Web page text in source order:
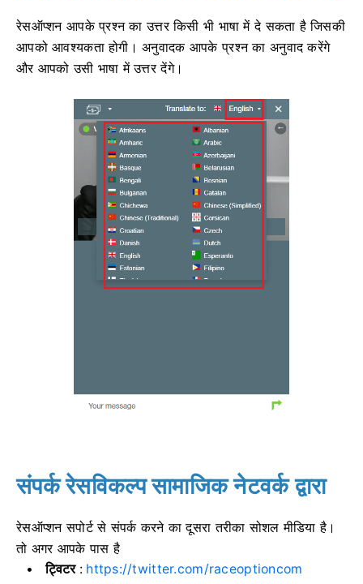
रेसऑप्शन आपके प्रश्न का उत्तर किसी भी भाषा में दे सकता है जिसकी
आपको आवश्यकता होगी।अनुवादक आपके प्रश्न का अनुवाद करेंगे
और आपको उसी भाषा में उत्तर देंगे।
संपर्क रेसविकल्प सामाजिक नेटवर्क द्वारा
रेसऑप्शन सपोर्ट से संपर्क करने का दूसरा तरीका सोशल मीडिया है।
तो अगर आपके पास है
ट्विटर: https://twitter.com/raceoptioncom